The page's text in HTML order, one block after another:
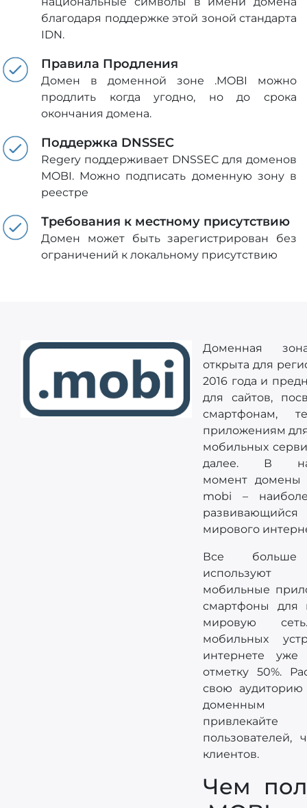
благодаря поддержке этой зоной стандарта
IDN.
Правила Продления
Домен в доменной зоне .MOBI можно
продлить когда угодно, но до срока
окончания домена.
Поддержка DNSSEC
Regery поддерживает DNSSEC для доменов
MOBI. Можно подписать доменную зону в
реестре
Требования к местному присутствию
Домен может быть зарегистрирован без
ограничений к локальному присутствию
Доменная
открыта для
2016 года и
для сайтов,
смартфонам,
приложениям
мобильных
далее. В
момент домены
mobi –
мирового
Все
используют
мобильные
смартфоны для
мировую
мобильных
интернете уже
отметку 50%.
свою
доменным
пользователей,
клиентов.
Чем